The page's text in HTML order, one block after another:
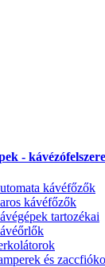
-
kávéfőzők
kávéfőzők
tartozékai
és